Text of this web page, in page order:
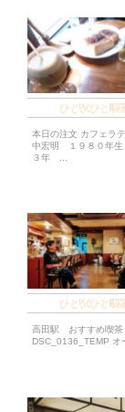
ひと駅ひと喫
本日の注文 カフェラ
中宏明 １９８０年生
３年 ...
ひと駅ひと喫
高田駅 おすすめ喫茶
DSC_0136_TEMP オ